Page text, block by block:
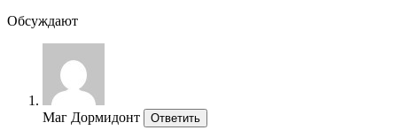
Обсуждают
Маг Дормидонт Ответить